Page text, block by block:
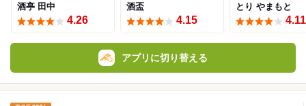
酒亭 田中
4.26
酒盃
4.15
とり やまもと
4.11
アプリに切り替える